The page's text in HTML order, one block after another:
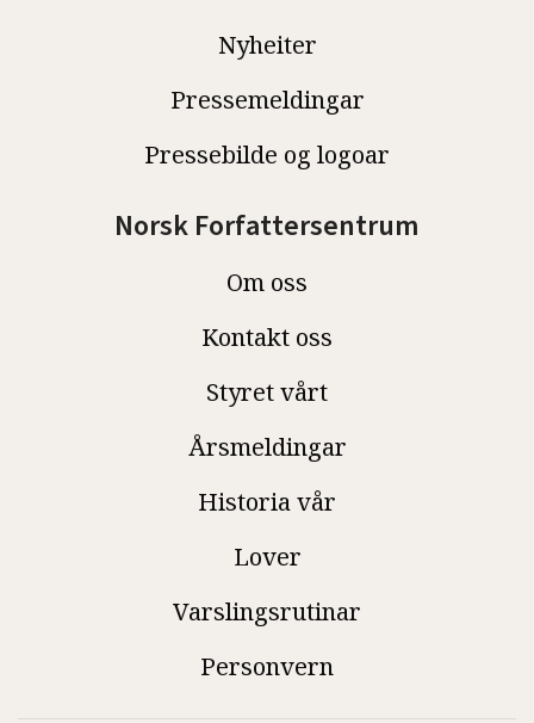
Nyheiter
Pressemeldingar
Pressebilde og logoar
Norsk Forfattersentrum
Om oss
Kontakt oss
Styret vårt
Årsmeldingar
Historia vår
Lover
Varslingsrutinar
Personvern